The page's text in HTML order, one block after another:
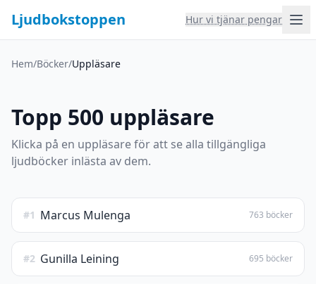
Ljudbokstoppen Hur vi tjänar pengar
Hem/Böcker/Uppläsare
Topp 500 uppläsare
Klicka på en uppläsare för att se alla tillgängliga
ljudböcker inlästa av dem.
#1 Marcus Mulenga 763 böcker
#2 Gunilla Leining 695 böcker